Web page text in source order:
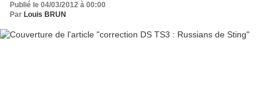
Publié le 04/03/2012 à 00:00
Par Louis BRUN